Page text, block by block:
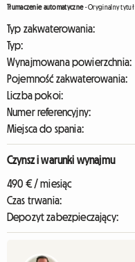
Tłumaczenie automatyczne-Oryginalny tytuł
Typ zakwaterowania:
Typ:
Wynajmowana powierzchnia:
Pojemność zakwaterowania:
Liczba pokoi:
Numer referencyjny:
Miejsca do spania:
Czynsz i warunki wynajmu
490 € / miesiąc
Czas trwania:
Depozyt zabezpieczający: